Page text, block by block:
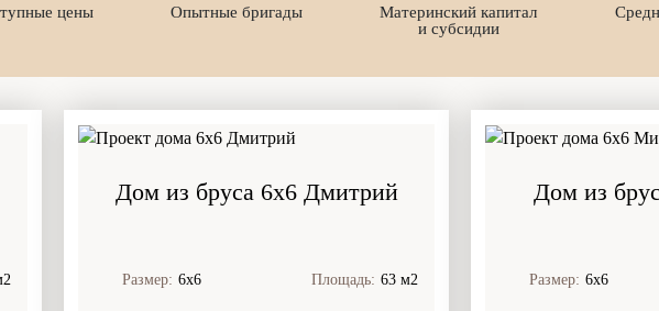
цены Опытные бригады
Материнский капитал
и субсидии
Дом из бруса 6x6 Дмитрий
Размер: 6х6 Площадь: 63 м2
Дом из
Размер: 6х6